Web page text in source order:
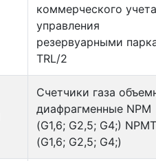
коммерческого
управления
резервуарными
TRL/2
Счетчики газа
диафрагменные NPM
(G1,6; G2,5; G4;) NPMТ
(G1,6; G2,5; G4;)